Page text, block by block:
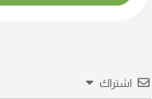
اشتراك